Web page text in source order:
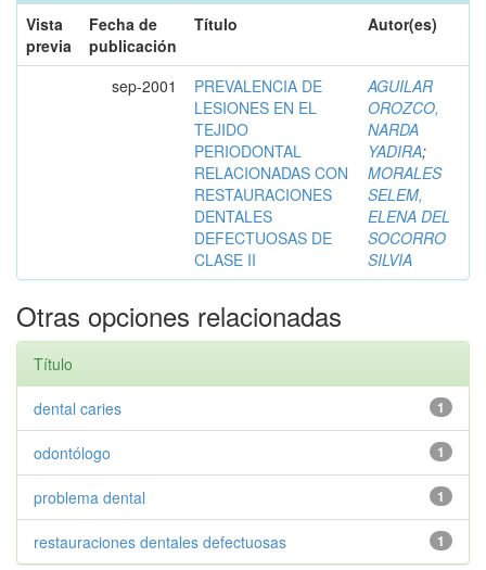
Vista
previa
Fecha de
publicación
Título Autor(es)
sep-2001
PREVALENCIA DE
LESIONES EN EL
TEJIDO
PERIODONTAL
RELACIONADAS CON
RESTAURACIONES
DENTALES
DEFECTUOSAS DE
CLASE II
AGUILAR
OROZCO,
NARDA
YADIRA;
MORALES
SELEM,
ELENA DEL
SOCORRO
SILVIA
Otras opciones relacionadas
Título
1
dental caries
1
odontólogo
1
problema dental
1
restauraciones dentales defectuosas